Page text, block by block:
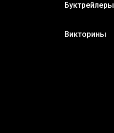
Буктрейлеры
Викторины